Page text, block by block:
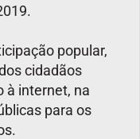
popular,
cidadãos
à internet, na
para os